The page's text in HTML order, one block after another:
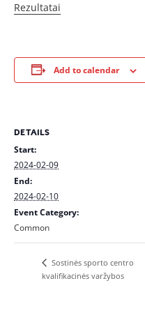
Rezultatai
Add to calendar
DETAILS
Start:
2024-02-09
End:
2024-02-10
Event Category:
Common
Sostinės sporto centro
kvalifikacinės varžybos